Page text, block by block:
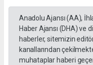
Anadolu Ajansı (AA),
Haber Ajansı (DHA) ve
haberler, sitemizin
kanallarından
muhataplar haberi